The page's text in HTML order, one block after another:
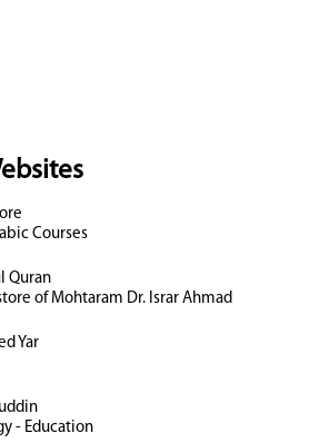
Courses
Quran
of Mohtaram Dr. Israr Ahmad
Yar
- Education